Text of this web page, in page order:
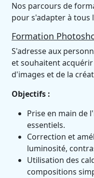
Nos parcours de
pour s'adapter à tous
Formation
S'adresse aux
et souhaitent
d'images et de la
Objectifs :
Prise en main de
essentiels.
Correction et
luminosité,
Utilisation des
compositions